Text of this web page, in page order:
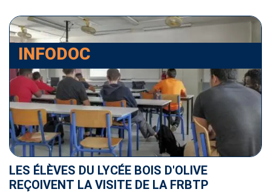
INFODOC
LES ÉLÈVES DU LYCÉE BOIS D'OLIVE
REÇOIVENT LA VISITE DE LA FRBTP